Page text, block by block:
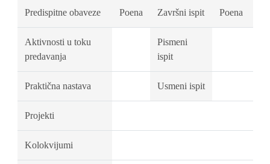
Predispitne obaveze Poena Završni ispit Poena
Aktivnosti u toku
predavanja
Pismeni
ispit
Praktična nastava Usmeni ispit
Projekti
Kolokvijumi